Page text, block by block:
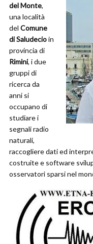
del Monte,
una località
del Comune
di Saludecioin
provincia di
Rimini, i due
gruppi di
ricerca da
anni si
occupano di
studiare i
segnali radio
naturali,
raccogliere dati ed
costruite e software
osservatori sparsi nel